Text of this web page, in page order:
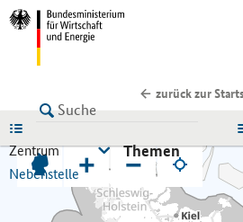
zurück zur
Zentrum
Nebenstelle
Themen
+ −